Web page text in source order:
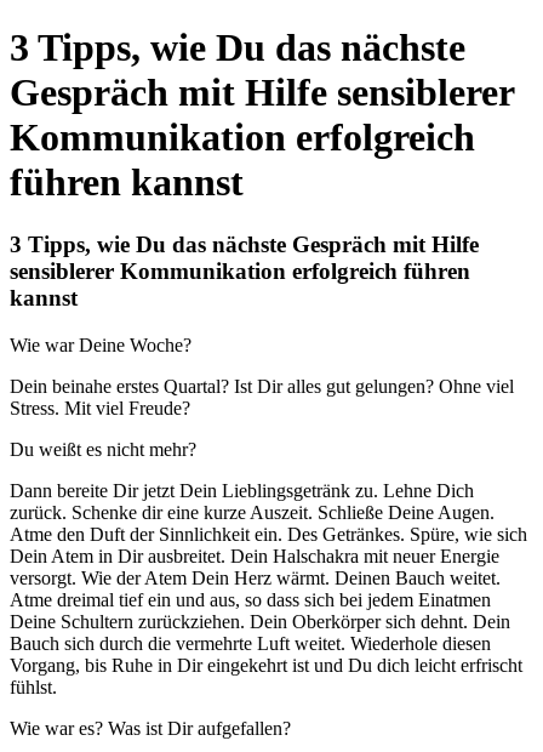
3 Tipps, wie Du das nächste
Gespräch mit Hilfe sensiblerer
Kommunikation erfolgreich
führen kannst
3 Tipps, wie Du das nächste Gespräch mit Hilfe
sensiblerer Kommunikation erfolgreich führen
kannst
Wie war Deine Woche?
Dein beinahe erstes Quartal? Ist Dir alles gut gelungen? Ohne viel
Stress. Mit viel Freude?
Du weißt es nicht mehr?
Dann bereite Dir jetzt Dein Lieblingsgetränk zu. Lehne Dich
zurück. Schenke dir eine kurze Auszeit. Schließe Deine Augen.
Atme den Duft der Sinnlichkeit ein. Des Getränkes. Spüre, wie sich
Dein Atem in Dir ausbreitet. Dein Halschakra mit neuer Energie
versorgt. Wie der Atem Dein Herz wärmt. Deinen Bauch weitet.
Atme dreimal tief ein und aus, so dass sich bei jedem Einatmen
Deine Schultern zurückziehen. Dein Oberkörper sich dehnt. Dein
Bauch sich durch die vermehrte Luft weitet. Wiederhole diesen
Vorgang, bis Ruhe in Dir eingekehrt ist und Du dich leicht erfrischt
fühlst.
Wie war es? Was ist Dir aufgefallen?